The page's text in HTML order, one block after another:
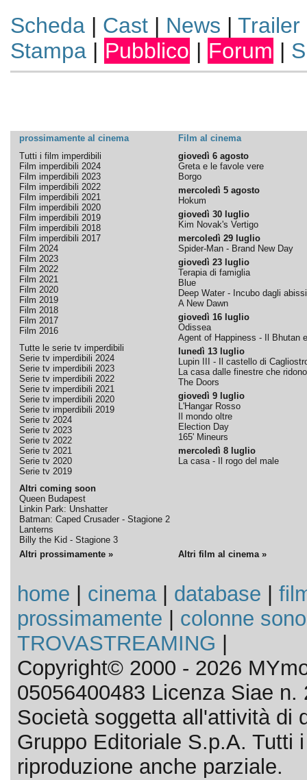
Scheda| Cast| News | Trailer
Stampa| Pubblico | Forum |
prossimamente al cinema
Film al cinema
Tutti i film imperdibili
Film imperdibili 2024
Film imperdibili 2023
Film imperdibili 2022
Film imperdibili 2021
Film imperdibili 2020
Film imperdibili 2019
Film imperdibili 2018
Film imperdibili 2017
Film 2024
Film 2023
Film 2022
Film 2021
Film 2020
Film 2019
Film 2018
Film 2017
Film 2016
Tutte le serie tv imperdibili
Serie tv imperdibili 2024
Serie tv imperdibili 2023
Serie tv imperdibili 2022
Serie tv imperdibili 2021
Serie tv imperdibili 2020
Serie tv imperdibili 2019
Serie tv 2024
Serie tv 2023
Serie tv 2022
Serie tv 2021
Serie tv 2020
Serie tv 2019
Altri coming soon
Queen Budapest
Linkin Park: Unshatter
Batman: Caped Crusader - Stagione 2
Lanterns
Billy the Kid - Stagione 3
giovedì 6 agosto
Greta e le favole vere
Borgo
mercoledì 5 agosto
Hokum
giovedì 30 luglio
Kim Novak's Vertigo
mercoledì 29 luglio
Spider-Man - Brand New Day
giovedì 23 luglio
Terapia di famiglia
Blue
Deep Water - Incubo dagli abissi
A New Dawn
giovedì 16 luglio
Odissea
Agent of Happiness - Il Bhutan
lunedì 13 luglio
Lupin III - Il castello di
La casa dalle finestre che ridono
The Doors
giovedì 9 luglio
L'Hangar Rosso
Il mondo oltre
Election Day
165' Mineurs
mercoledì 8 luglio
La casa - Il rogo del male
Altri prossimamente » Altri film al cinema »
home cinema| database
prossimamente
colonne
TROVASTREAMING
Copyright© 2000 - 2026
05056400483 Licenza Siae n.
Società soggetta all'attività di
Gruppo Editoriale S.p.A. Tutti
riproduzione anche parziale.